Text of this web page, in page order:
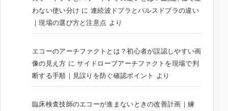
わない使い分け に連続波ドプラとパルスドプラの違い
｜現場の選び方と注意点 より
エコーのアーチファクトとは？初心者が誤認しやすい画
像の見え方 にサイドローブアーチファクトを現場で判
断する手順｜見誤りを防ぐ確認ポイント
より
臨床検査技師のエコーが進まないときの改善計画｜練